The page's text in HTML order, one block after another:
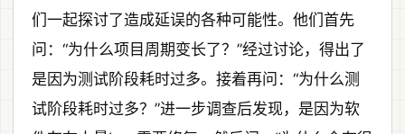
们一起探讨了造成延误的各种可能性。他们首先
问：“为什么项目周期变长了？”经过讨论，得出了
是因为测试阶段耗时过多。接着再问：“为什么测
试阶段耗时过多？”进一步调查后发现，是因为软